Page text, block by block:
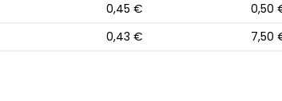
0,45 €
0,50
0,43 € 7,50